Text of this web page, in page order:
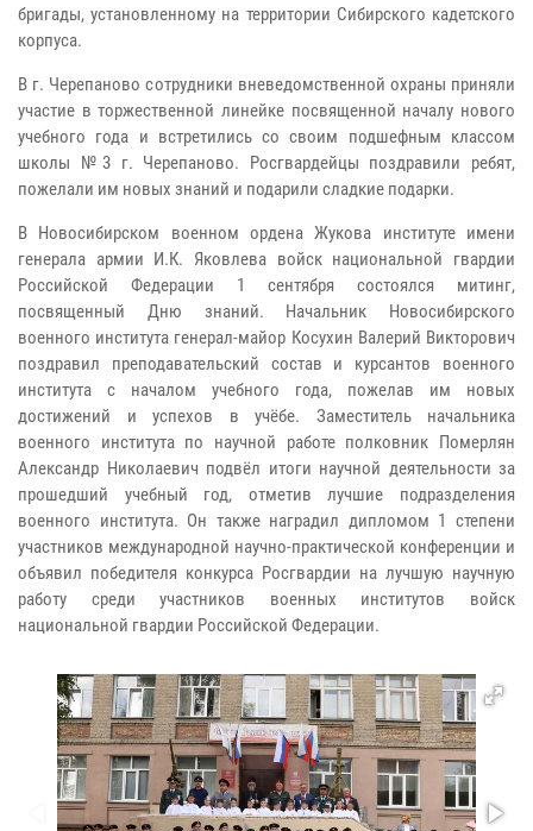
бригады, установленному на территории Сибирского кадетского
корпуса.
В г. Черепаново сотрудники вневедомственной охраны приняли
участие в торжественной линейке посвященной началу нового
учебного года и встретились со своим подшефным классом
школы №3 г. Черепаново. Росгвардейцы поздравили ребят,
пожелали им новых знаний и подарили сладкие подарки.
В Новосибирском военном ордена Жукова институте имени
генерала армии И.К. Яковлева войск национальной гвардии
Российской Федерации 1 сентября состоялся митинг,
посвященный Дню знаний. Начальник Новосибирского
военного института генерал-майор Косухин Валерий Викторович
поздравил преподавательский состав и курсантов военного
института с началом учебного года, пожелав им новых
достижений и успехов в учёбе. Заместитель начальника
военного института по научной работе полковник Померлян
Александр Николаевич подвёл итоги научной деятельности за
прошедший учебный год, отметив лучшие подразделения
военного института. Он также наградил дипломом 1 степени
участников международной научно-практической конференции и
объявил победителя конкурса Росгвардии на лучшую научную
работу среди участников военных институтов войск
национальной гвардии Российской Федерации.